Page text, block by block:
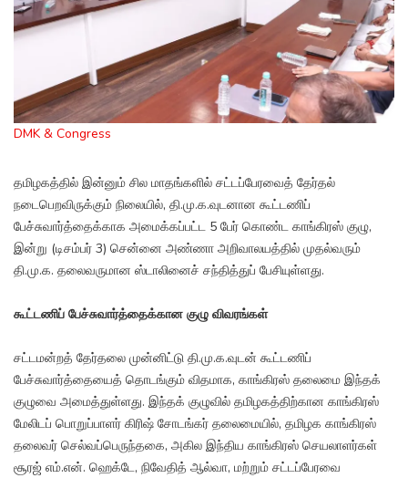
DMK & Congress
தமிழகத்தில் இன்னும் சில மாதங்களில் சட்டப்பேரவைத் தேர்தல்
நடைபெறவிருக்கும் நிலையில், தி.மு.க.வுடனான கூட்டணிப்
பேச்சுவார்த்தைக்காக அமைக்கப்பட்ட 5 பேர் கொண்ட காங்கிரஸ் குழு,
இன்று (டிசம்பர் 3) சென்னை அண்ணா அறிவாலயத்தில் முதல்வரும்
தி.மு.க. தலைவருமான ஸ்டாலினைச் சந்தித்துப் பேசியுள்ளது.
கூட்டணிப் பேச்சுவார்த்தைக்கான குழு விவரங்கள்
சட்டமன்றத் தேர்தலை முன்னிட்டு தி.மு.க.வுடன் கூட்டணிப்
பேச்சுவார்த்தையைத் தொடங்கும் விதமாக, காங்கிரஸ் தலைமை இந்தக்
குழுவை அமைத்துள்ளது. இந்தக் குழுவில் தமிழகத்திற்கான காங்கிரஸ்
மேலிடப் பொறுப்பாளர் கிரிஷ் சோடங்கர் தலைமையில், தமிழக காங்கிரஸ்
தலைவர் செல்வப்பெருந்தகை, அகில இந்திய காங்கிரஸ் செயலாளர்கள்
சூரஜ் எம்.என். ஹெக்டே, நிவேதித் ஆல்வா, மற்றும் சட்டப்பேரவை